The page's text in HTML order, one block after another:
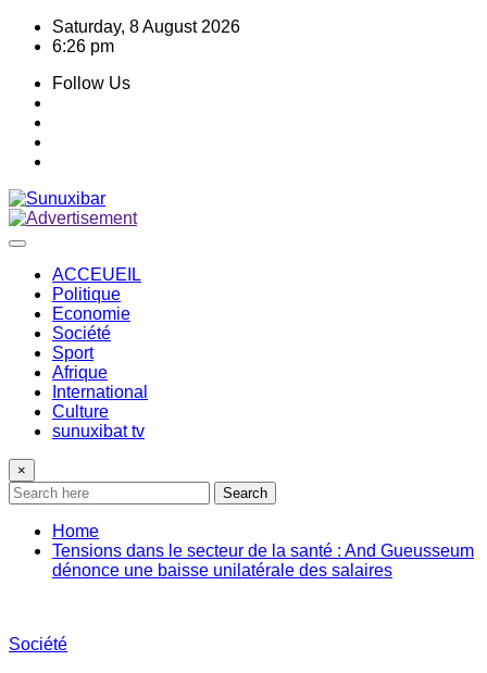
Skip
Saturday, 8 August 2026
6:26 pm
Follow Us
ACCEUEIL
Politique
Economie
Société
Sport
Afrique
International
Culture
sunuxibat tv
×
Search
Home
Tensions dans le secteur de la santé : And Gueusseum
dénonce une baisse unilatérale des salaires
Société